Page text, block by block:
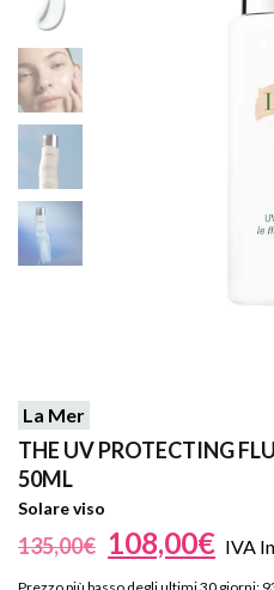
La Mer
THE UV PROTECTING
50ML
Solare viso
135,00€ 108,00€ IVA